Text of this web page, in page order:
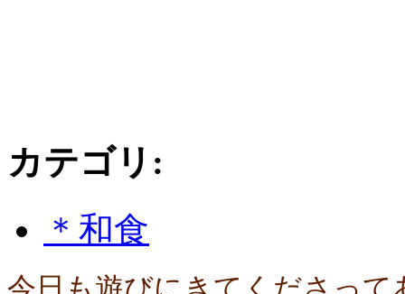
カテゴリ :
＊和食